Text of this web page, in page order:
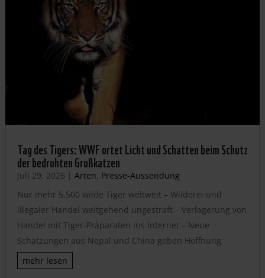
Tag des Tigers: WWF ortet Licht und Schatten beim Schutz
der bedrohten Großkatzen
Juli 29, 2026 | Arten, Presse-Aussendung
Nur mehr 5.500 wilde Tiger weltweit – Wilderei und
illegaler Handel weitgehend ungestraft – Verlagerung von
Handel mit Tiger-Präparaten ins Internet – Neue
Schätzungen aus Nepal und China geben Hoffnung
mehr lesen